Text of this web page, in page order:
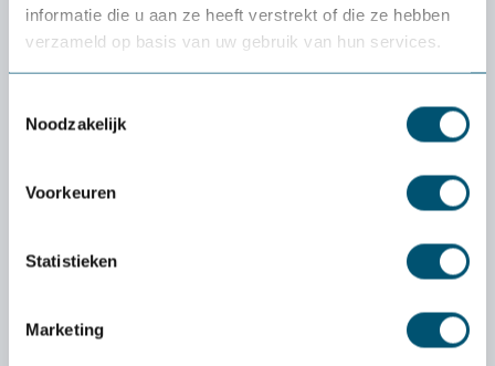
informatie die u aan ze heeft verstrekt of die ze hebben
verzameld op basis van uw gebruik van hun services.
Noodzakelijk
Voorkeuren
Statistieken
Marketing